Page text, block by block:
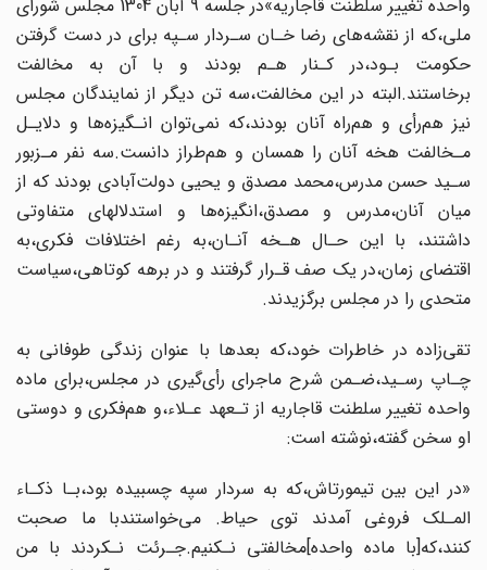
واحده‌ تغییر‌ سلطنت قاجاریه»در جلسه 9 آبان‌ 1304 مجلس شورای
ملی،که از نقشه‌های‌ رضا‌ خـان سـردار سـپه برای در دست گرفتن‌‌
حکومت‌ بـود‌،در کـنار هـم بودند و با آن به‌ مخالفت‌
برخاستند.البته در این مخالفت،سه تن دیگر از نمایندگان مجلس
نیز هم‌رأی‌ و هم‌راه‌ آنان بودند،که نمی‌توان انـگیزه‌ها‌ و دلایـل‌
مـخالفت‌ هخه‌ آنان‌ را‌ همسان و هم‌طراز دانست.سه نفر مـزبور‌
سـید‌ حسن مدرس،محمد مصدق و یحیی‌ دولت‌آبادی بودند که از
میان آنان،مدرس‌ و مصدق‌،انگیزه‌ها و استدلالهای متفاوتی
داشتند، با این‌ حـال هـخه آنـان،به‌ رغم‌ اختلافات فکری،به
اقتضای زمان‌،در‌ یک صف قـرار گرفتند و در برهه کوتاهی،سیاست
متحدی را در مجلس برگزیدند‌.
تقی‌زاده‌ در خاطرات خود،که بعدها‌ با‌ عنوان‌ زندگی طوفانی به‌
چـاپ‌ رسـید،ضـمن شرح‌ ماجرای‌ رأی‌گیری‌ در مجلس،برای ماده
واحده تغییر سلطنت قاجاریه از تـعهد عـلاء،و هم‌فکری و دوستی
او‌ سخن‌ گفته،نوشته است:
«در این بین‌ تیمورتاش‌،که به‌ سردار‌ سپه‌ چسبیده بود،بـا ذکـاء‌
المـلک فروغی آمدند توی حیاط. می‌خواستندبا ما صحبت
کنند،که‌[با ماده واحده‌]مخالفتی نـکنیم.جـرئت نـکردند‌ با‌ من